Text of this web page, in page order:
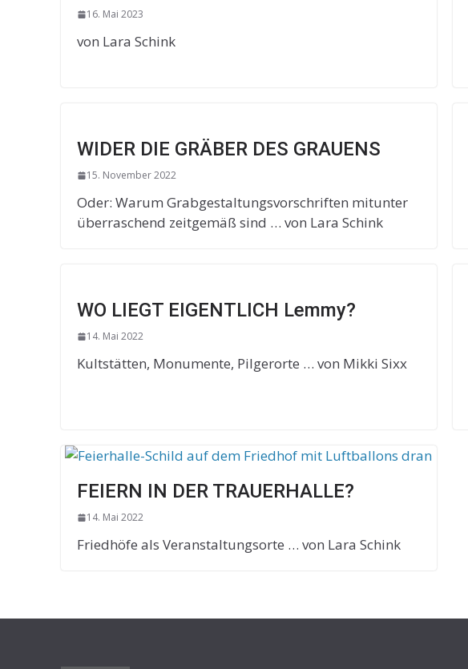
16. Mai 2023
von Lara Schink
WIDER DIE GRÄBER DES GRAUENS
15. November 2022
Oder: Warum Grabgestaltungsvorschriften mitunter
überraschend zeitgemäß sind … von Lara Schink
WO LIEGT EIGENTLICH Lemmy?
14. Mai 2022
Kultstätten, Monumente, Pilgerorte … von Mikki Sixx
FEIERN IN DER TRAUERHALLE?
14. Mai 2022
Friedhöfe als Veranstaltungsorte … von Lara Schink